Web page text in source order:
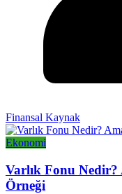
Finansal Kaynak
Ekonomi
Varlık Fonu Nedir?
Örneği